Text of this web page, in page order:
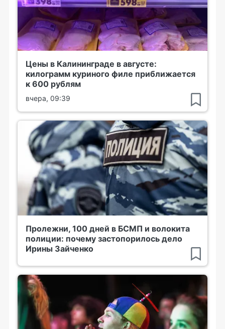
Цены в Калининграде в августе:
килограмм куриного филе приближается
к 600 рублям
вчера, 09:39
Пролежни, 100 дней в БСМП и волокита
полиции: почему застопорилось дело
Ирины Зайченко